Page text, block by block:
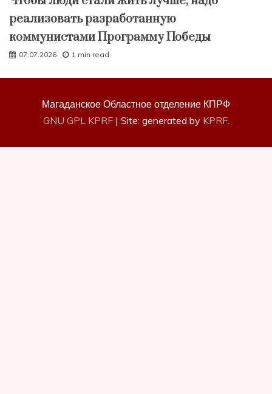
реализовать разработанную
коммунистами Программу Победы
07.07.2026 1 min read
Магаданское Областное отделение КПРФ
GNU GPL KPRF | Site: generated by KPRF.